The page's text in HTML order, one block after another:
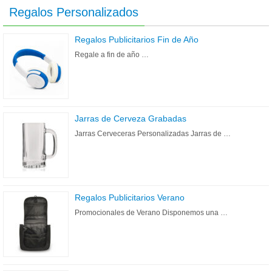
Regalos Personalizados
Regalos Publicitarios Fin de Año
Regale a fin de año …
Jarras de Cerveza Grabadas
Jarras Cerveceras Personalizadas Jarras de …
Regalos Publicitarios Verano
Promocionales de Verano Disponemos una …